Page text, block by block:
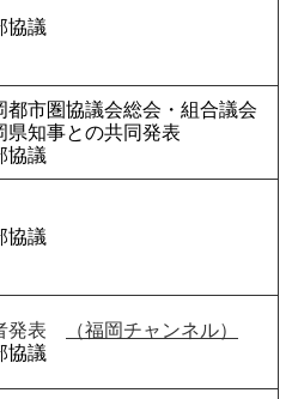
協議
都市圏協議会総会・組合議会
県知事との共同発表
協議
協議
発表
（福岡チャンネル）
協議